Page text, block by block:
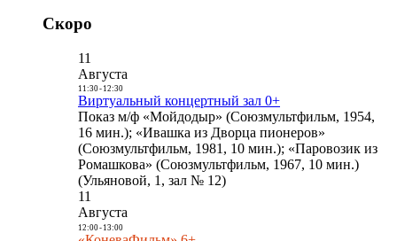
Скоро
11
Августа
11:30- 12:30
Виртуальный концертный зал 0+
Показ м/ф «Мойдодыр» (Союзмультфильм, 1954,
16 мин.); «Ивашка из Дворца пионеров»
(Союзмультфильм, 1981, 10 мин.); «Паровозик из
Ромашкова» (Союзмультфильм, 1967, 10 мин.)
(Ульяновой, 1, зал № 12)
11
Августа
12:00- 13:00